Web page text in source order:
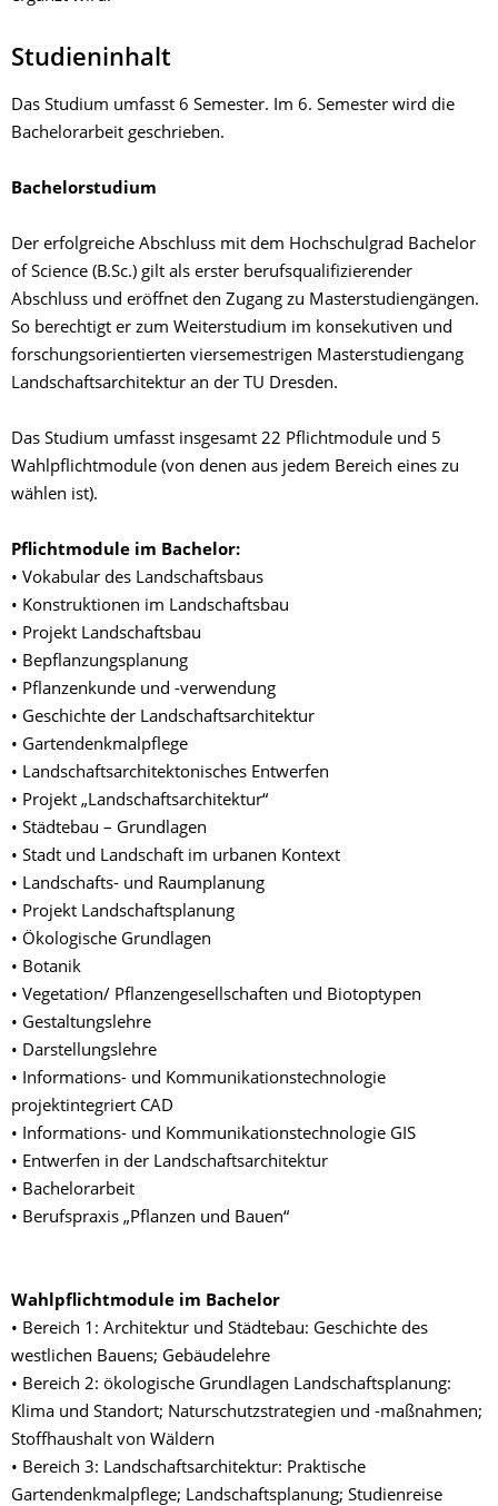
Studieninhalt
Das Studium umfasst 6 Semester. Im 6. Semester wird die
Bachelorarbeit geschrieben.
Bachelorstudium
Der erfolgreiche Abschluss mit dem Hochschulgrad Bachelor
of Science (B.Sc.) gilt als erster berufsqualifizierender
Abschluss und eröffnet den Zugang zu Masterstudiengängen.
So berechtigt er zum Weiterstudium im konsekutiven und
forschungsorientierten viersemestrigen Masterstudiengang
Landschaftsarchitektur an der TU Dresden.
Das Studium umfasst insgesamt 22 Pflichtmodule und 5
Wahlpflichtmodule (von denen aus jedem Bereich eines zu
wählen ist).
Pflichtmodule im Bachelor:
• Vokabular des Landschaftsbaus
• Konstruktionen im Landschaftsbau
• Projekt Landschaftsbau
• Bepflanzungsplanung
• Pflanzenkunde und -verwendung
• Geschichte der Landschaftsarchitektur
• Gartendenkmalpflege
• Landschaftsarchitektonisches Entwerfen
• Projekt „Landschaftsarchitektur“
• Städtebau – Grundlagen
• Stadt und Landschaft im urbanen Kontext
• Landschafts- und Raumplanung
• Projekt Landschaftsplanung
• Ökologische Grundlagen
• Botanik
• Vegetation/ Pflanzengesellschaften und Biotoptypen
• Gestaltungslehre
• Darstellungslehre
• Informations- und Kommunikationstechnologie
projektintegriert CAD
• Informations- und Kommunikationstechnologie GIS
• Entwerfen in der Landschaftsarchitektur
• Bachelorarbeit
• Berufspraxis „Pflanzen und Bauen“
Wahlpflichtmodule im Bachelor
• Bereich 1: Architektur und Städtebau: Geschichte des
westlichen Bauens; Gebäudelehre
• Bereich 2: ökologische Grundlagen Landschaftsplanung:
Klima und Standort; Naturschutzstrategien und -maßnahmen;
Stoffhaushalt von Wäldern
• Bereich 3: Landschaftsarchitektur: Praktische
Gartendenkmalpflege; Landschaftsplanung; Studienreise